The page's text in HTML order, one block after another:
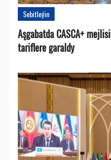
Sebitleýin
Aşgabatda CASCA+
tariflere garaldy